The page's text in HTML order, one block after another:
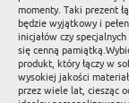
momenty. Taki prezent
będzie wyjątkowy i
inicjałów czy
się cenną
produkt, który łączy w
wysokiej jakości
przez wiele lat, ciesząc